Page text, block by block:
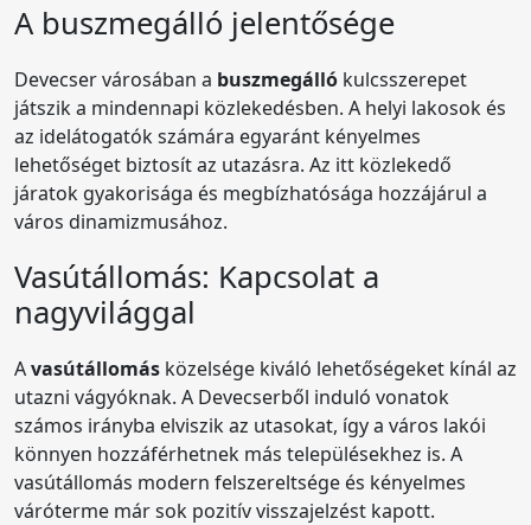
A buszmegálló jelentősége
Devecser városában a buszmegálló kulcsszerepet
játszik a mindennapi közlekedésben. A helyi lakosok és
az idelátogatók számára egyaránt kényelmes
lehetőséget biztosít az utazásra. Az itt közlekedő
járatok gyakorisága és megbízhatósága hozzájárul a
város dinamizmusához.
Vasútállomás: Kapcsolat a
nagyvilággal
Avasútállomás közelsége kiváló lehetőségeket kínál az
utazni vágyóknak. A Devecserből induló vonatok
számos irányba elviszik az utasokat, így a város lakói
könnyen hozzáférhetnek más településekhez is. A
vasútállomás modern felszereltsége és kényelmes
váróterme már sok pozitív visszajelzést kapott.